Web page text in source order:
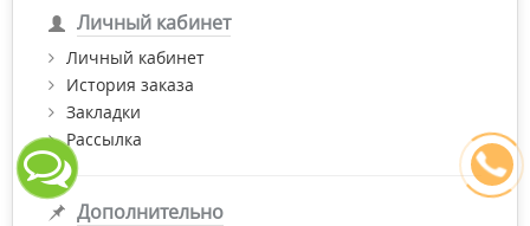
Личный кабинет
Личный кабинет
История заказа
Закладки
Рассылка
Дополнительно